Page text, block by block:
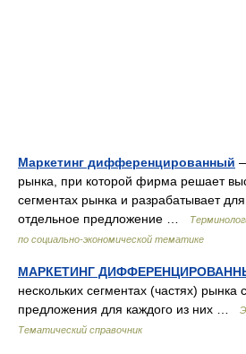
Маркетинг дифференцированный
рынка, при которой фирма решает
сегментах рынка и разрабатывает
отдельное предложение …
по социально-экономической тематике
МАРКЕТИНГ
нескольких сегментах (частях) рынка
предложения для каждого из них …
Тематический справочник